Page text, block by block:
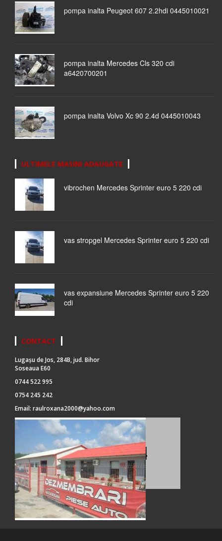
pompa inalta Peugeot 607 2.2hdi 0445010021
pompa inalta Mercedes Cls 320 cdi
a6420700201
pompa inalta Volvo Xc 90 2.4d 0445010043
ULTIMELE MASINI ADAUGATE
vibrochen Mercedes Sprinter euro 5 220 cdi
vas stropgel Mercedes Sprinter euro 5 220 cdi
vas expansiune Mercedes Sprinter euro 5 220
cdi
CONTACT
Lugașu de Jos, 284B, jud. Bihor
Soseaua E60
0744 522 995
0754 245 242
Email: raulroxana2000@yahoo.com